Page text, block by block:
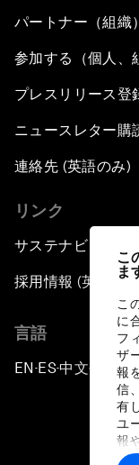
こ
ま
こ
に
フ
ザ
報
信
有
ユ
報
に
パートナー（組織
参加する（個人、
プレスリリース登
ニュースレター購
連絡先 (英語のみ)
リンク
サステナビリティ
採用情報 (英語のみ)
言語
EN ▪ES▪中文▪ 日本語